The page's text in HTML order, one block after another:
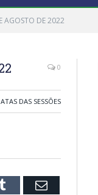
AGOSTO DE 2022
0
DAS SESSÕES
Tumblr Email